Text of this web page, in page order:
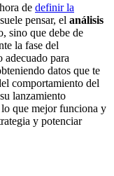
de definir la
pensar, el análisis
sino que debe de
la fase del
adecuado para
datos que te
comportamiento del
lanzamiento
que mejor funciona y
y potenciar